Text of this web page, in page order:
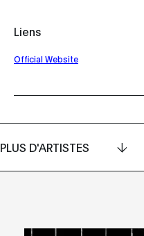
Liens
Official Website
PLUS D'ARTISTES